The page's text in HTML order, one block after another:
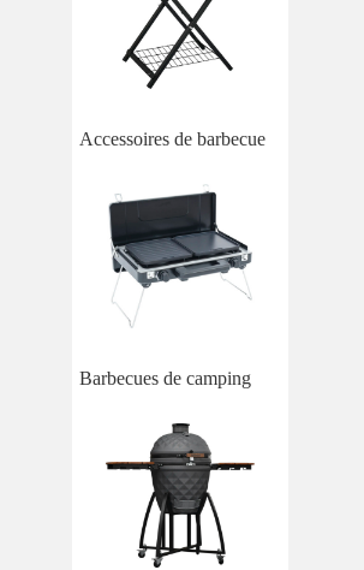
Accessoires de barbecue
Barbecues de camping